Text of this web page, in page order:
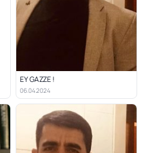
EY GAZZE !
06.04.2024